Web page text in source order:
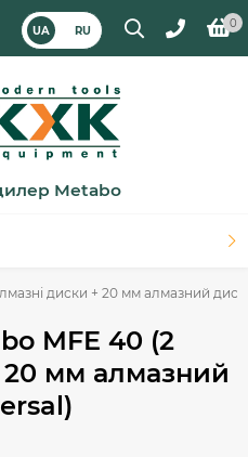
UA RU
0
Metabo
диски + 20 мм алмазний
MFE 40 (2
20 мм алмазний